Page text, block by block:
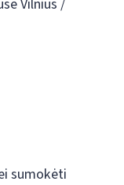
Vilnius /
sumokėti